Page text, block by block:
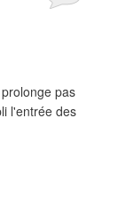
pas
l'entrée des